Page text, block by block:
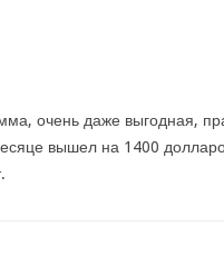
очень даже выгодная,
вышел на 1400